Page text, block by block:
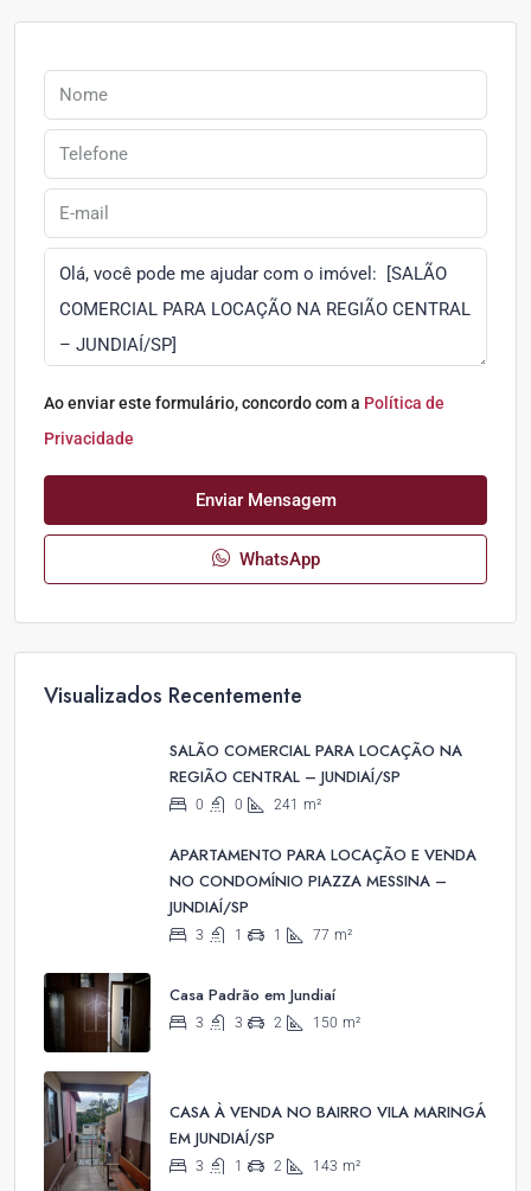
Ao enviar este formulário, concordo com a Política de
Privacidade
Enviar Mensagem
WhatsApp
Visualizados Recentemente
SALÃO COMERCIAL PARA LOCAÇÃO NA
REGIÃO CENTRAL – JUNDIAÍ/SP
0 0 241 m²
APARTAMENTO PARA LOCAÇÃO E VENDA
NO CONDOMÍNIO PIAZZA MESSINA –
JUNDIAÍ/SP
3 1 1 77 m²
Casa Padrão em Jundiaí
3 3 2 150 m²
CASA À VENDA NO BAIRRO VILA MARINGÁ
EM JUNDIAÍ/SP
3 1 2 143 m²